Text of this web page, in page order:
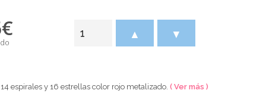
€ ▲ ▼
espirales y 16 estrellas color rojo metalizado. ( Ver más )